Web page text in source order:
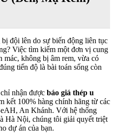
đội lên do sự biến động liên tục
Việc tìm kiếm một đơn vị cung
mác, không bị âm rem, vừa có
tiến độ là bài toán sống còn
nhận được báo giá thép u
kết 100% hàng chính hãng từ các
An Khánh. Với hệ thống
Hà Nội, chúng tôi giải quyết triệt
dự án của bạn.